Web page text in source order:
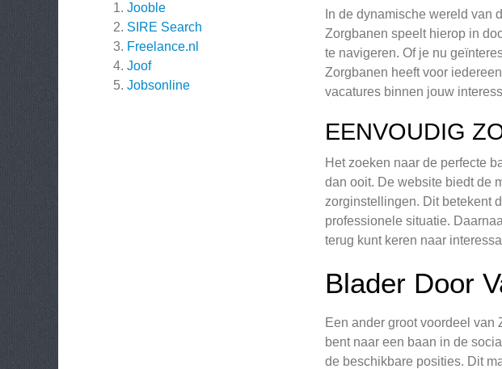
Jooble
SIRE Search
Freelance.nl
Joof
Jobsonline
In de dynamische wereld van
Zorgbanen speelt hierop in
te navigeren. Of je nu
Zorgbanen heeft voor
vacatures binnen jouw
EENVOUDIG
Het zoeken naar de perfecte
dan ooit. De website biedt de
zorginstellingen. Dit betekent
professionele situatie.
terug kunt keren naar
Blader Door
Een ander groot voordeel van
bent naar een baan in de
de beschikbare posities. Dit